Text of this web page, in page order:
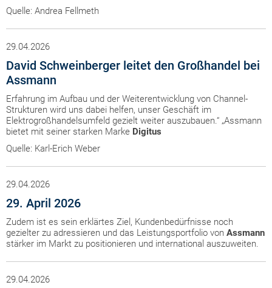
Quelle: Andrea Fellmeth
29.04.2026
David Schweinberger leitet den Großhandel bei
Assmann
Erfahrung im Aufbau und der Weiterentwicklung von Channel-
Strukturen wird uns dabei helfen, unser Geschäft im
Elektrogroßhandelsumfeld gezielt weiter auszubauen.“ „Assmann
bietet mit seiner starken Marke Digitus
Quelle: Karl-Erich Weber
29.04.2026
29. April 2026
Zudem ist es sein erklärtes Ziel, Kundenbedürfnisse noch
gezielter zu adressieren und das Leistungsportfolio von Assmann
stärker im Markt zu positionieren und international auszuweiten.
29.04.2026